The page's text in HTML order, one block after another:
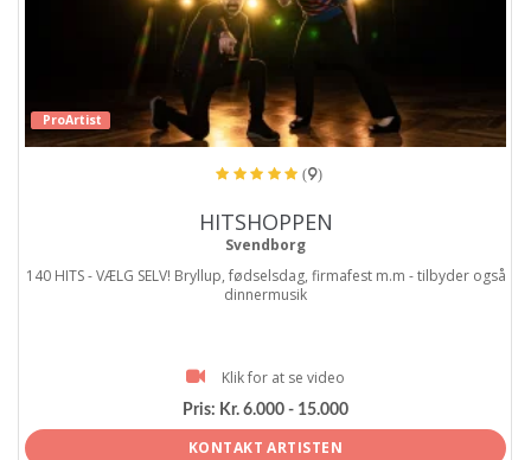
ProArtist
(9)
HITSHOPPEN
Svendborg
140 HITS - VÆLG SELV! Bryllup, fødselsdag, firmafest m.m - tilbyder også
dinnermusik
Klik for at se video
Pris: Kr. 6.000 - 15.000
KONTAKT ARTISTEN